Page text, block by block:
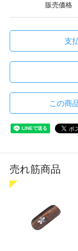
販売価格
支
この商
売れ筋商品